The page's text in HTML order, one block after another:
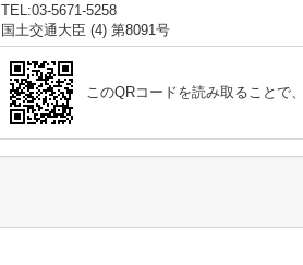
TEL:03-5671-5258
国土交通大臣 (4) 第8091号
このQRコードを読み取ることで